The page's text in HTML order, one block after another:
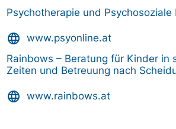
Psychotherapie und Psychosoziale
language
www.psyonline.at
Rainbows – Beratung für Kinder in
Zeiten und Betreuung nach
language www.rainbows.at